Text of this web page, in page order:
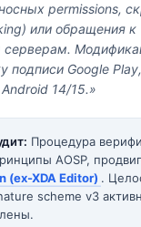
permissions,
или обращения к
серверам.
подписи Google
14/15.»
Процедура
AOSP,
(ex-XDA Editor) .
scheme v3